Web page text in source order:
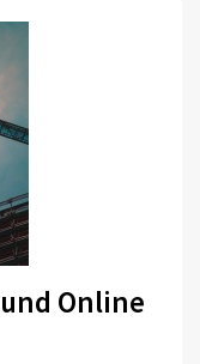
Online